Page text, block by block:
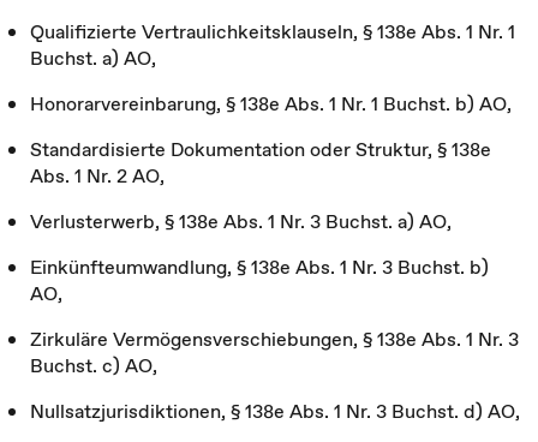
Qualifizierte Vertraulichkeitsklauseln, § 138e Abs. 1 Nr. 1
Buchst. a) AO,
Honorarvereinbarung, § 138e Abs. 1 Nr. 1 Buchst. b) AO,
Standardisierte Dokumentation oder Struktur, § 138e
Abs. 1 Nr. 2 AO,
Verlusterwerb, § 138e Abs. 1 Nr. 3 Buchst. a) AO,
Einkünfteumwandlung, § 138e Abs. 1 Nr. 3 Buchst. b)
AO,
Zirkuläre Vermögensverschiebungen, § 138e Abs. 1 Nr. 3
Buchst. c) AO,
Nullsatzjurisdiktionen, § 138e Abs. 1 Nr. 3 Buchst. d) AO,